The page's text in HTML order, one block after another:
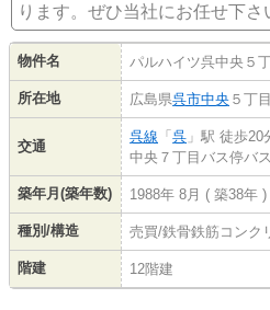
ります。ぜひ当社にお任せ下さ
物件名 パルハイツ呉中央５
所在地 広島県呉市中央 ５丁目
交通
呉線 「呉 」駅 徒歩20
中央７丁目バス停バ
築年月(築年数) 1988年 8月 ( 築38年 )
種別/構造 売買/鉄骨鉄筋コンク
階建 12階建